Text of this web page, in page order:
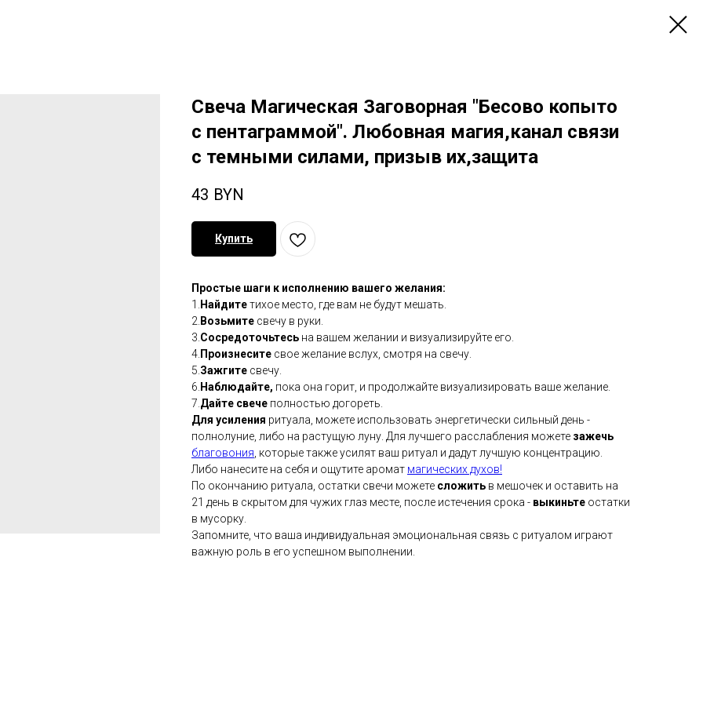
Свеча Магическая Заговорная "Бесово копыто
с пентаграммой". Любовная магия,канал связи
с темными силами, призыв их,защита
43 BYN
Купить
Простые шаги к исполнению вашего желания:
1. Найдитетихое место, где вам не будут мешать.
2. Возьмите свечу в руки.
3.Сосредоточьтесь на вашем желании и визуализируйте его.
4. Произнесите свое желание вслух, смотря на свечу.
5.Зажгите свечу.
6. Наблюдайте, пока она горит, и продолжайте визуализировать ваше желание.
7.Дайте свече полностью догореть.
Для усиления ритуала, можете использовать энергетически сильный день -
полнолуние, либо на растущую луну. Для лучшего расслабления можете зажечь
благовония, которые также усилят ваш ритуал и дадут лучшую концентрацию.
Либо нанесите на себя и ощутите аромат магических духов!
По окончанию ритуала, остатки свечи можете сложить в мешочек и оставить на
21 день в скрытом для чужих глаз месте, после истечения срока - выкиньте остатки
в мусорку.
Запомните, что ваша индивидуальная эмоциональная связь с ритуалом играют
важную роль в его успешном выполнении.